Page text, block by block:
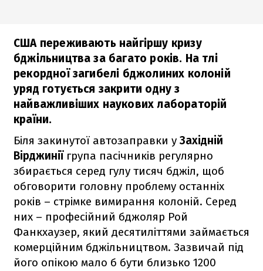
США переживають найгіршу кризу
бджільництва за багато років. На тлі
рекордної загибелі бджолиних колоній
уряд готується закрити одну з
найважливіших наукових лабораторій
країни.
Біля закинутої автозаправки у Західній
Вірджиніїгрупа пасічників регулярно
збирається серед гулу тисяч бджіл, щоб
обговорити головну проблему останніх
років – стрімке вимирання колоній. Серед
них – професійний бджоляр Рой
Фанкхаузер, який десятиліттями займається
комерційним бджільництвом. Зазвичай під
його опікою мало б бути близько 1200